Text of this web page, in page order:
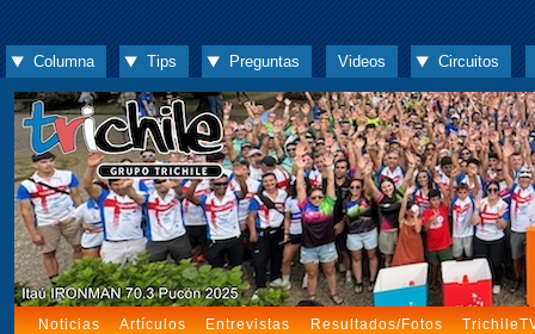
Columna Tips Preguntas Videos Circuitos
Noticias Artículos Entrevistas Resultados/Fotos